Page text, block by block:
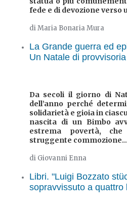
fede e di devozione verso
di Maria Bonaria Mura
La Grande guerra ed
Un Natale di
Da secoli il giorno di
dell’anno perché
solidarietà e gioia in
nascita di un Bimbo
estrema povertà,
struggente commozione...
di Giovanni Enna
Libri. "Luigi Bozzato
sopravvissuto a quattro